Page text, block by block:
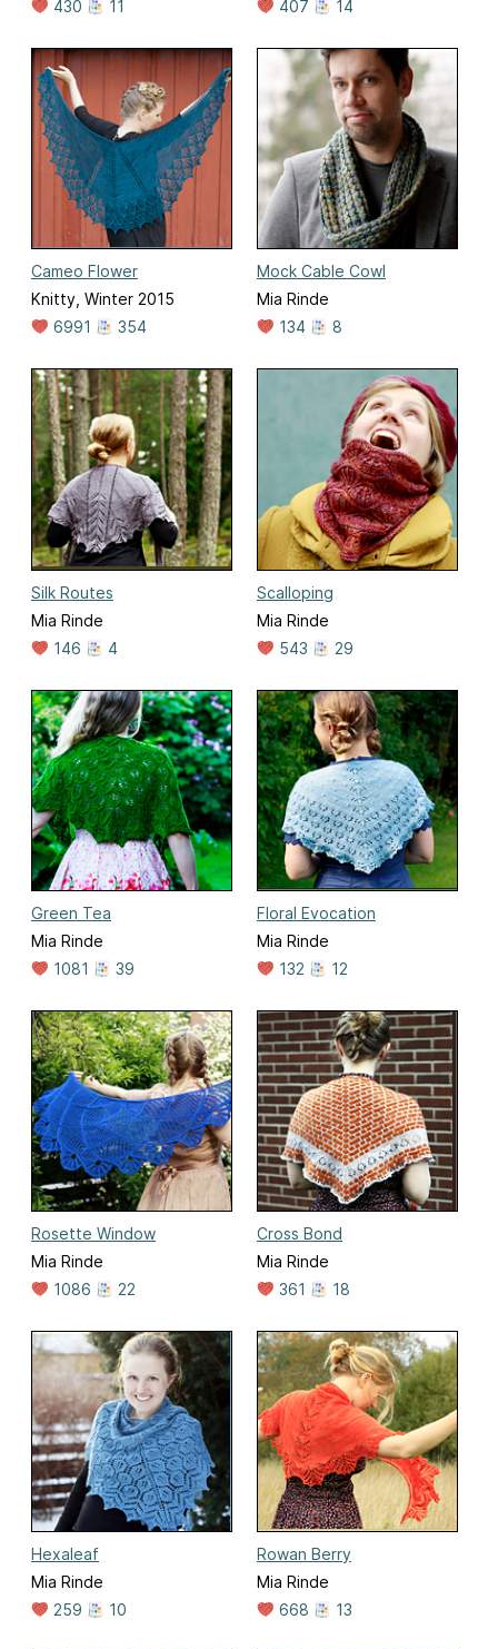
430 11 407 14
Cameo Flower
Knitty, Winter 2015
6991
354
Mock Cable Cowl
Mia Rinde
134
8
Silk Routes
Mia Rinde
146
4
Scalloping
Mia Rinde
543
29
Green Tea
Mia Rinde
1081
39
Floral Evocation
Mia Rinde
132
12
Rosette Window
Mia Rinde
1086
22
Cross Bond
Mia Rinde
361
18
Hexaleaf
Mia Rinde
259
10
Rowan Berry
Mia Rinde
668
13